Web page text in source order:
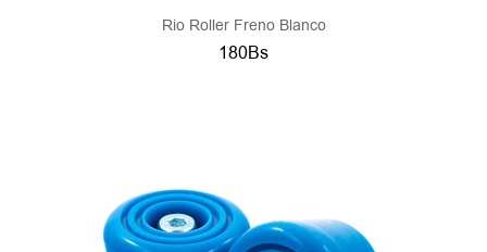
Rio Roller Freno Blanco
180Bs